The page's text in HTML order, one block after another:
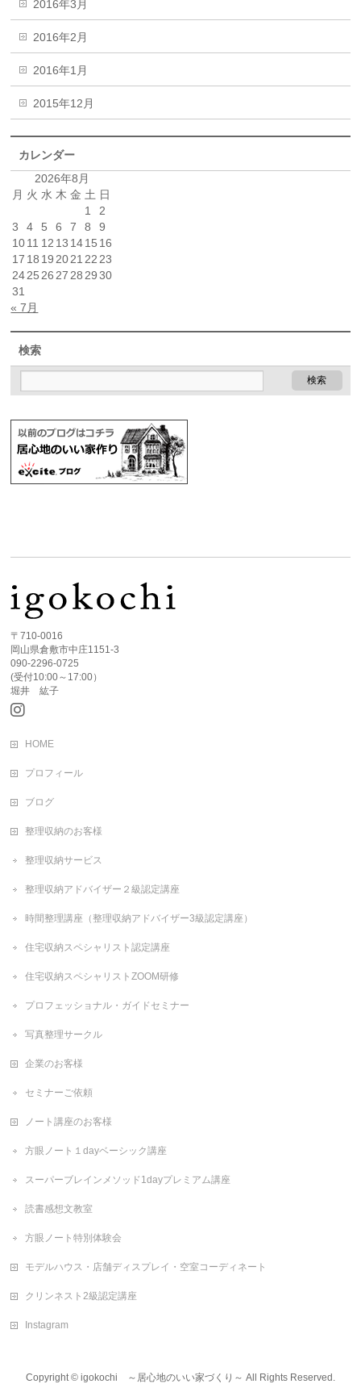
2016年3月
2016年2月
2016年1月
2015年12月
カレンダー
2026年8月
月 火 水 木 金 土 日
1
2
3
4 5 6 7 8
9
1011 12 13 1415 16
17 18 19 2021 22 23
2425 26 27 28 29 30
31
« 7月
検索
〒710-0016
岡山県倉敷市中庄1151-3
090-2296-0725
(受付10:00～17:00）
堀井 紘子
HOME
プロフィール
ブログ
整理収納のお客様
整理収納サービス
整理収納アドバイザー２級認定講座
時間整理講座（整理収納アドバイザー3級認定講座）
住宅収納スペシャリスト認定講座
住宅収納スペシャリストZOOM研修
プロフェッショナル・ガイドセミナー
写真整理サークル
企業のお客様
セミナーご依頼
ノート講座のお客様
方眼ノート１dayベーシック講座
スーパーブレインメソッド1dayプレミアム講座
読書感想文教室
方眼ノート特別体験会
モデルハウス・店舗ディスプレイ・空室コーディネート
クリンネスト2級認定講座
Instagram
Copyright © igokochi ～居心地のいい家づくり～ All Rights Reserved.